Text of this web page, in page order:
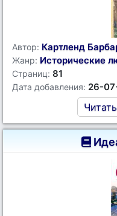
Автор: Картленд
Жанр: Исторические
Страниц: 81
Дата добавления: 26-
Читать